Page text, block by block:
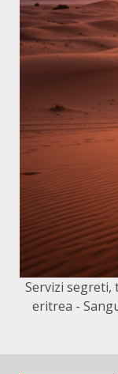
Servizi segreti,
eritrea -